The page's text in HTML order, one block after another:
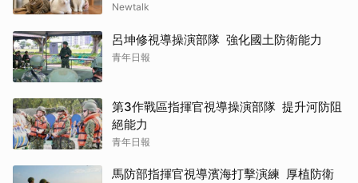
Newtalk
呂坤修視導操演部隊 強化國土防衛能力
青年日報
第3作戰區指揮官視導操演部隊 提升河防阻
絕能力
青年日報
馬防部指揮官視導濱海打擊演練 厚植防衛